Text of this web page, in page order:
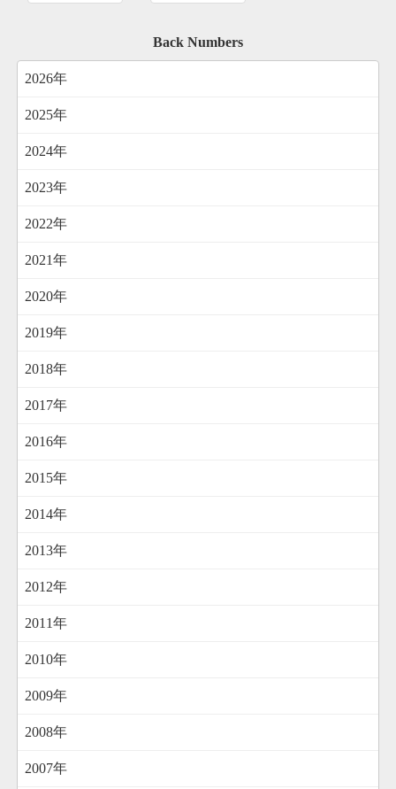
Back Numbers
2026年
2025年
2024年
2023年
2022年
2021年
2020年
2019年
2018年
2017年
2016年
2015年
2014年
2013年
2012年
2011年
2010年
2009年
2008年
2007年